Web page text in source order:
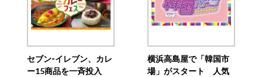
セブン‐イレブン、カレ
ー15商品を一斉投入
横浜高島屋で「韓国市
場」がスタート 人気